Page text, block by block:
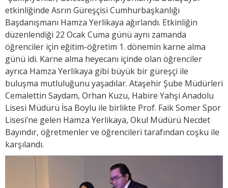
etkinliğinde Asrın Güreşçisi Cumhurbaşkanlığı
Başdanışmanı Hamza Yerlikaya ağırlandı. Etkinliğin
düzenlendiği 22 Ocak Cuma günü aynı zamanda
öğrenciler için eğitim-öğretim 1. dönemin karne alma
günü idi. Karne alma heyecanı içinde olan öğrenciler
ayrıca Hamza Yerlikaya gibi büyük bir güreşçi ile
buluşma mutluluğunu yaşadılar. Ataşehir Şube Müdürleri
Cemalettin Saydam, Orhan Kuzu, Habire Yahşi Anadolu
Lisesi Müdürü İsa Boylu ile birlikte Prof. Faik Somer Spor
Lisesi’ne gelen Hamza Yerlikaya, Okul Müdürü Necdet
Bayındır, öğretmenler ve öğrencileri tarafından coşku ile
karşılandı.